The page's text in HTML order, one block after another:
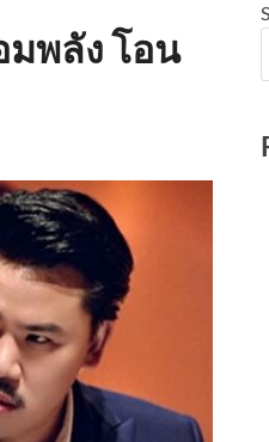
พลัง โอน